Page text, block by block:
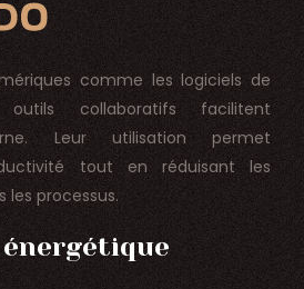
comme les logiciels de
collaboratifs facilitent
Leur utilisation permet
tout en réduisant les
les processus.